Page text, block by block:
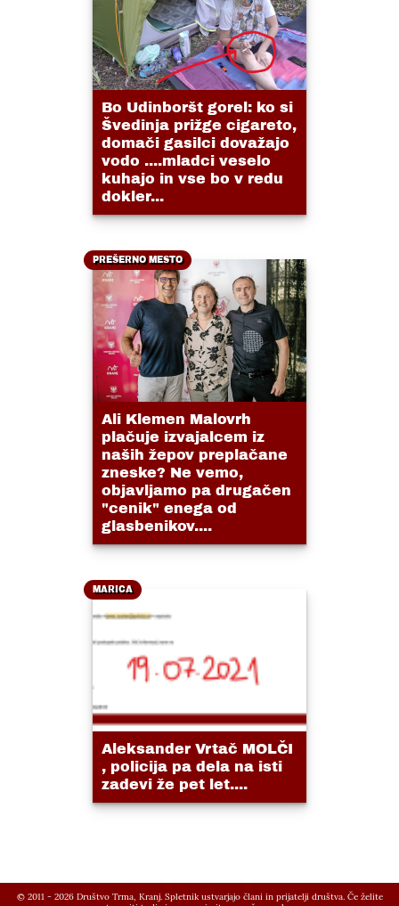
Bo Udinboršt gorel: ko si
Švedinja prižge cigareto,
domači gasilci dovažajo
vodo ....mladci veselo
kuhajo in vse bo v redu
dokler...
PREŠERNO MESTO
Ali Klemen Malovrh
plačuje izvajalcem iz
naših žepov preplačane
zneske? Ne vemo,
objavljamo pa drugačen
"cenik" enega od
glasbenikov....
MARICA
Aleksander Vrtač MOLČI
, policija pa dela na isti
zadevi že pet let....
© 2011 - 2026 Društvo Trma, Kranj. Spletnik ustvarjajo člani in prijatelji društva. Če želite